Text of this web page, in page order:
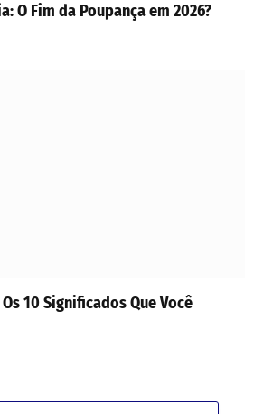
O Fim da Poupança em 2026?
Os 10 Significados Que Você